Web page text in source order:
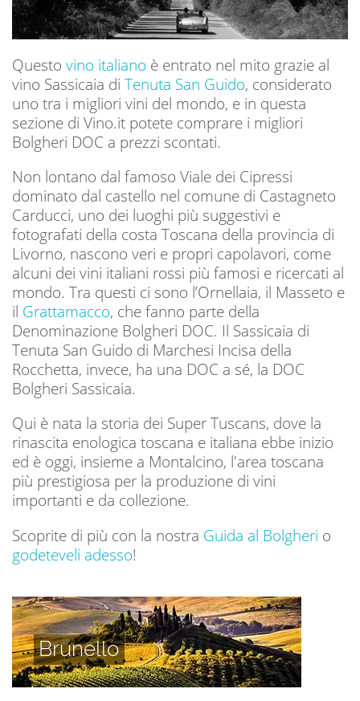
Questo vino italiano è entrato nel mito grazie al
vino Sassicaia di Tenuta San Guido, considerato
uno tra i migliori vini del mondo, e in questa
sezione di Vino.it potete comprare i migliori
Bolgheri DOC a prezzi scontati.
Non lontano dal famoso Viale dei Cipressi
dominato dal castello nel comune di Castagneto
Carducci, uno dei luoghi più suggestivi e
fotografati della costa Toscana della provincia di
Livorno, nascono veri e propri capolavori, come
alcuni dei vini italiani rossi più famosi e ricercati al
mondo. Tra questi ci sono l’Ornellaia, il Masseto e
il Grattamacco, che fanno parte della
Denominazione Bolgheri DOC. Il Sassicaia di
Tenuta San Guido di Marchesi Incisa della
Rocchetta, invece, ha una DOC a sé, la DOC
Bolgheri Sassicaia.
Qui è nata la storia dei Super Tuscans, dove la
rinascita enologica toscana e italiana ebbe inizio
ed è oggi, insieme a Montalcino, l'area toscana
più prestigiosa per la produzione di vini
importanti e da collezione.
Scoprite di più con la nostra Guida al Bolgheri o
godeteveli adesso!
Brunello